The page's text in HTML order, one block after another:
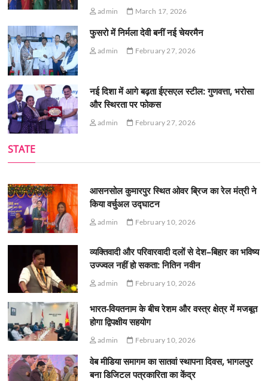
admin March 17, 2026
फुसरो में निर्मला देवी बनीं नई चेयरमैन
admin February 27, 2026
नई दिशा में आगे बढ़ता ईएसएल स्टील: गुणवत्ता, भरोसा
और स्थिरता पर फोकस
admin February 27, 2026
STATE
आसनसोल कुमारपुर स्थित ओवर ब्रिज का रेल मंत्री ने
किया वर्चुअल उद्घाटन
admin February 10, 2026
व्यक्तिवादी और परिवारवादी दलों से देश–बिहार का भविष्य
उज्ज्वल नहीं हो सकता: नितिन नवीन
admin February 10, 2026
भारत-वियतनाम के बीच रेशम और वस्त्र क्षेत्र में मजबूत
होगा द्विपक्षीय सहयोग
admin February 10, 2026
वेब मीडिया समागम का सातवां स्थापना दिवस, भागलपुर
बना डिजिटल पत्रकारिता का केंद्र